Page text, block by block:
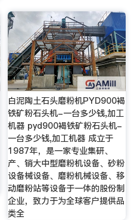
白泥陶土石头磨粉机PYD900褐
铁矿粉石头机-一台多少钱,加工
机器 pyd900褐铁矿粉石头机-
一台多少钱,加工机器 成立于
1987年，是一家专业集研、
产、销大中型磨粉机设备、砂粉
设备械设备、磨粉机械设备、移
动磨粉站等设备于一体的股份制
企业，致力于为全球客户提供品
类全